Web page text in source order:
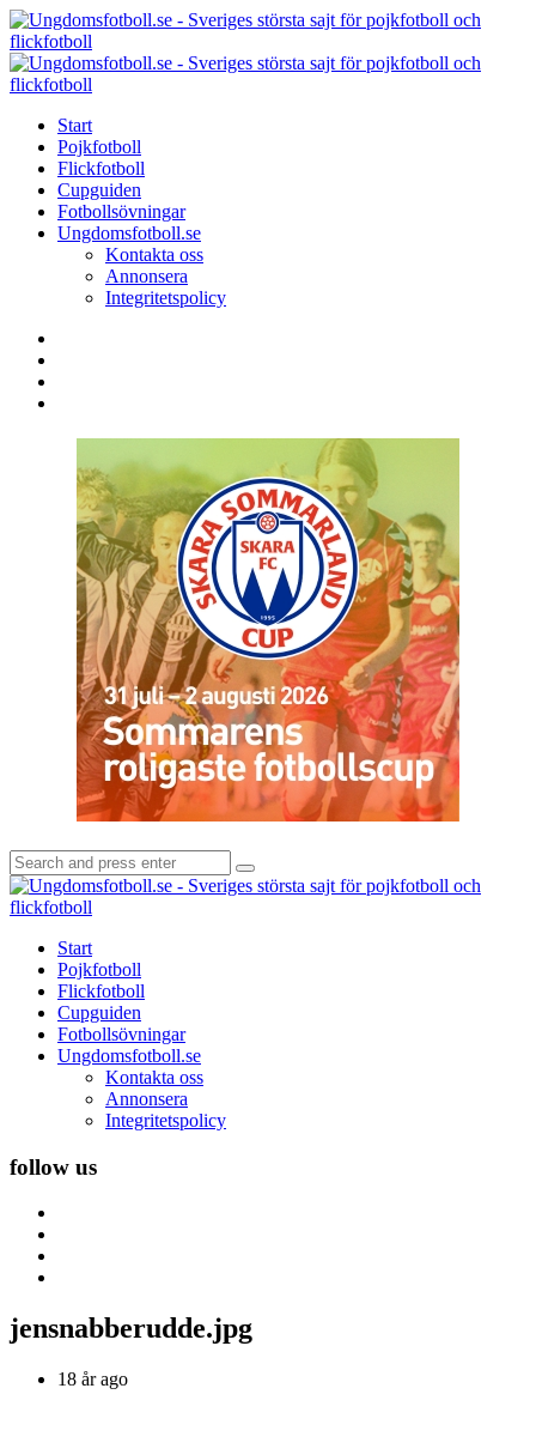
Menu
Search
Menu
Start
Pojkfotboll
Flickfotboll
Cupguiden
Fotbollsövningar
Ungdomsfotboll.se
Kontakta oss
Annonsera
Integritetspolicy
Search
for:
Search
Start
Pojkfotboll
Flickfotboll
Cupguiden
Fotbollsövningar
Ungdomsfotboll.se
Kontakta oss
Annonsera
Integritetspolicy
follow us
jensnabberudde.jpg
18 år ago